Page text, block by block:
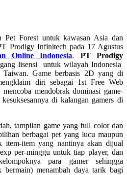
Forest untuk kawasan Asia dan
Prodigy Infinitech pada 17 Agustus
Online Indonesia. PT Prodigy
lisensi untuk wilayah Indonesia
Game berbasis 2D yang di
diri sebagai 1st Free Web
mendobrak dominasi game-
di kalangan gamers di
tampilan game yang full color dan
berbagai pet yang lucu maupun
item-item yang nantinya akan dijual
per-minggu untuk tiap player, dan
para gamer sehingga
bermain) menambah daya tarik bagi